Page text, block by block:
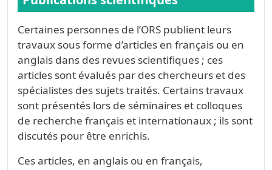
Certaines personnes de l’ORS publient leurs
travaux sous forme d’articles en français ou en
anglais dans des revues scientifiques ; ces
articles sont évalués par des chercheurs et des
spécialistes des sujets traités. Certains travaux
sont présentés lors de séminaires et colloques
de recherche français et internationaux ; ils sont
discutés pour être enrichis.
Ces articles, en anglais ou en français,